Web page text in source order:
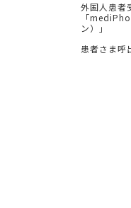
外国人患者
「
ン）」
患者さま呼